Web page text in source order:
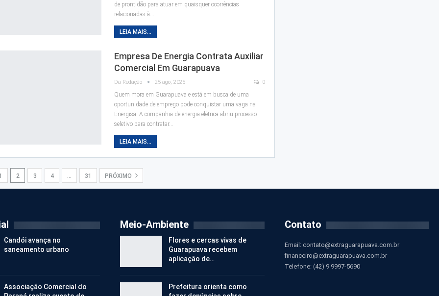
de prontidão para atuar em quaisquer ocorrências
relacionadas à…
LEIA MAIS...
Empresa De Energia Contrata Auxiliar
Comercial Em Guarapuava
Da Redação 25 ago, 2025 0
Quem mora em Guarapuava e está em busca de uma
oportunidade de emprego pode conquistar uma vaga na
Energisa. A companhia de energia elétrica abriu processo
seletivo para contratar…
LEIA MAIS...
2 3 4 31 PRÓXIMO
Candói avança no
saneamento urbano
Associação Comercial do
Meio-Ambiente
Flores e cercas vivas de
Guarapuava recebem
aplicação de…
Prefeitura orienta como
Contato
Email: contato@extraguarapuava.com.br
financeiro@extraguarapuava.com.br
Telefone: (42) 9 9997-5690